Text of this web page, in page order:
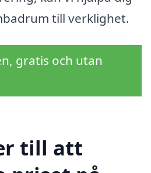
till verklighet.
gratis och utan
till att